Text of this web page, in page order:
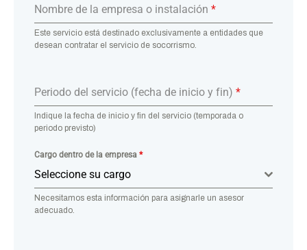
Nombre de la empresa o instalación *
Este servicio está destinado exclusivamente a entidades que
desean contratar el servicio de socorrismo.
Periodo del servicio (fecha de inicio y fin) *
Indique la fecha de inicio y fin del servicio (temporada o
periodo previsto)
Cargo dentro de la empresa *
Seleccione su cargo
Necesitamos esta información para asignarle un asesor
adecuado.